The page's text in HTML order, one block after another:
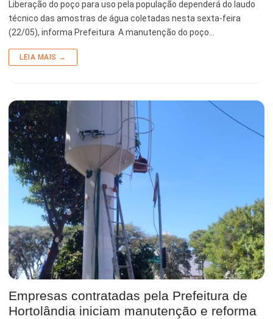
Liberação do poço para uso pela população dependerá do laudo
técnico das amostras de água coletadas nesta sexta-feira
(22/05), informa Prefeitura A manutenção do poço…
LEIA MAIS →
Empresas contratadas pela Prefeitura de
Hortolândia iniciam manutenção e reforma